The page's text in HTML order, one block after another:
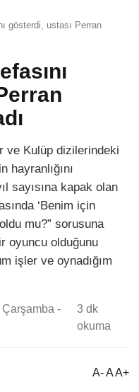
gösterdi, ustası Perran
ve Kulüp dizilerindeki
sayısına kapak olan
‘Benim için
mu?” sorusuna
oyuncu olduğunu
işler ve oynadığım
Çarşamba -
3 dk
okuma
A- A A+